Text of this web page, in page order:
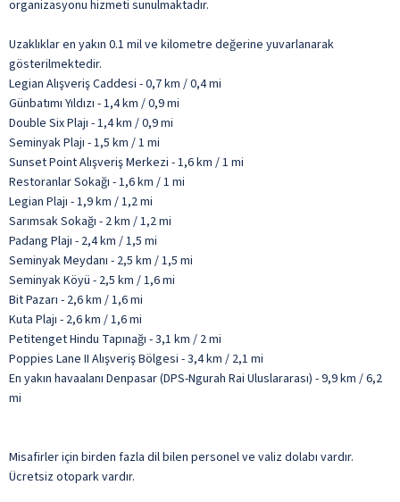
organizasyonu hizmeti sunulmaktadır.
Uzaklıklar en yakın 0.1 mil ve kilometre değerine yuvarlanarak
gösterilmektedir.
Legian Alışveriş Caddesi - 0,7 km / 0,4 mi
Günbatımı Yıldızı - 1,4 km / 0,9 mi
Double Six Plajı - 1,4 km / 0,9 mi
Seminyak Plajı - 1,5 km / 1 mi
Sunset Point Alışveriş Merkezi - 1,6 km / 1 mi
Restoranlar Sokağı - 1,6 km / 1 mi
Legian Plajı - 1,9 km / 1,2 mi
Sarımsak Sokağı - 2 km / 1,2 mi
Padang Plajı - 2,4 km / 1,5 mi
Seminyak Meydanı - 2,5 km / 1,5 mi
Seminyak Köyü - 2,5 km / 1,6 mi
Bit Pazarı - 2,6 km / 1,6 mi
Kuta Plajı - 2,6 km / 1,6 mi
Petitenget Hindu Tapınağı - 3,1 km / 2 mi
Poppies Lane II Alışveriş Bölgesi - 3,4 km / 2,1 mi
En yakın havaalanı Denpasar (DPS-Ngurah Rai Uluslararası) - 9,9 km / 6,2
mi
Misafirler için birden fazla dil bilen personel ve valiz dolabı vardır.
Ücretsiz otopark vardır.